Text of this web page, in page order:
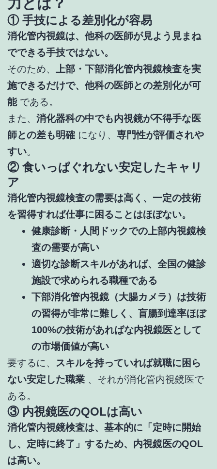
① 手技による差別化が容易
消化管内視鏡は、他科の医師が見よう見まね
でできる手技ではない。
そのため、 上部・下部消化管内視鏡検査を実
施できるだけで、他科の医師との差別化が可
能である。
また、 消化器科の中でも内視鏡が不得手な医
師との差も明確 になり、 専門性が評価されや
すい。
② 食いっぱぐれない安定したキャリ
ア
消化管内視鏡検査の需要は高く、一定の技術
を習得すれば仕事に困ることはほぼない。
健康診断・人間ドックでの上部内視鏡検
査の需要が高い
適切な診断スキルがあれば、全国の健診
施設で求められる職種である
下部消化管内視鏡（大腸カメラ）は技術
の習得が非常に難しく、盲腸到達率ほぼ
100%の技術があればな内視鏡医として
の市場価値が高い
要するに、 スキルを持っていれば就職に困ら
ない安定した職業 、それが消化管内視鏡医で
ある。
③ 内視鏡医のQOLは高い
消化管内視鏡検査は、基本的に「定時に開始
し、定時に終了」するため、内視鏡医のQOL
は高い。